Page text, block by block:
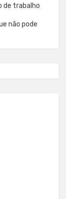
de trabalho
não pode